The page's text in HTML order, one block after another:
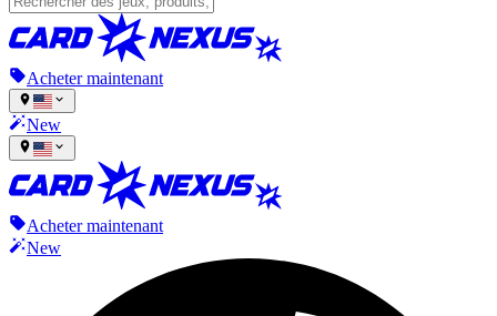
Acheter maintenant
New
Acheter maintenant
New